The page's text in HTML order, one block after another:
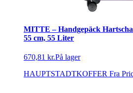
MITTE – Handgepäck
55 cm, 55 Liter
670,81 kr.På lager
HAUPTSTADTKOFFER Fra